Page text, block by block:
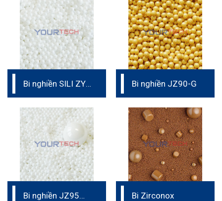
Bi nghiền SILI ZY-
Bi nghiền JZ90-G
Bi nghiền JZ95
Bi Zirconox